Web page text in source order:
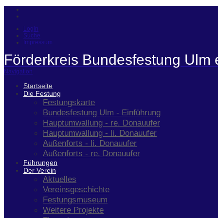
Login
Suche
Impressum
Förderkreis Bundesfestung Ulm
Navigation
Startseite
Die Festung
Festungskarte
Bundesfestung Ulm - Einführung
Hauptumwallung - re. Donauufer
Hauptumwallung - li. Donauufer
Außenforts - li. Donauufer
Außenforts - re. Donauufer
Führungen
Der Verein
Aktuelles
Vereinsgeschichte
Festungsmuseum
Weitere Projekte